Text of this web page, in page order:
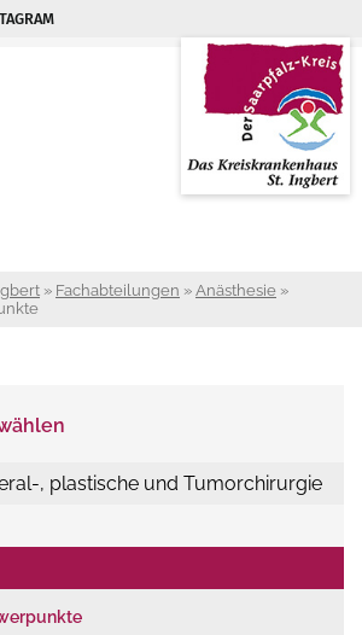
» Fachabteilungen » Anästhesie »
, plastische und Tumorchirurgie